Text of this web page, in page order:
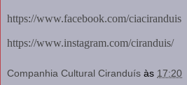
https://www.facebook.com/ciaciranduis
https://www.instagram.com/ciranduis/
Companhia Cultural Ciranduís às 17:20